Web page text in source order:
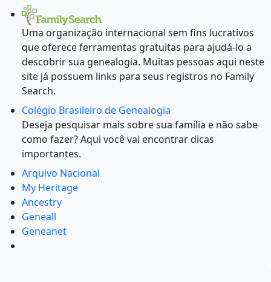
Uma organização internacional sem fins lucrativos
que oferece ferramentas gratuitas para ajudá-lo a
descobrir sua genealogia. Muitas pessoas aqui neste
site já possuem links para seus registros no Family
Search.
Colégio Brasileiro de Genealogia
Deseja pesquisar mais sobre sua família e não sabe
como fazer? Aqui você vai encontrar dicas
importantes.
Arquivo Nacional
My Heritage
Ancestry
Geneall
Geneanet